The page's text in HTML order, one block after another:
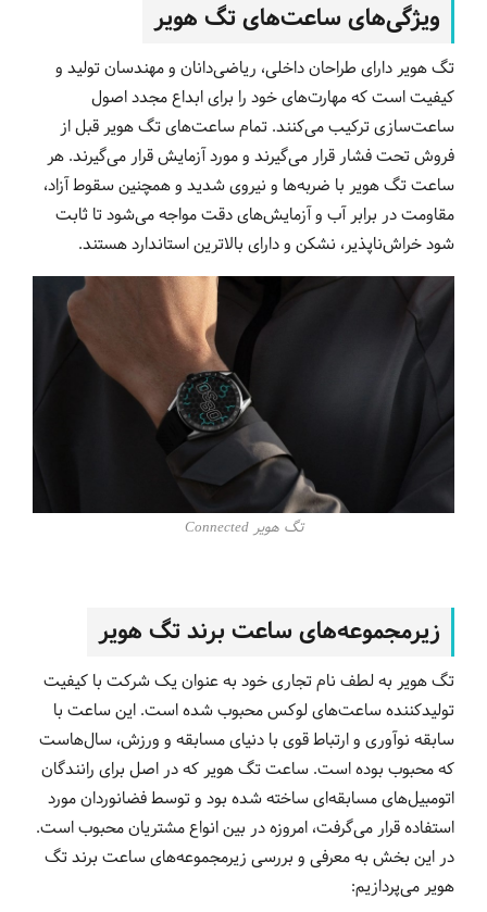
ویژگی‌های ساعت‌های تگ هویر
تگ هویر دارای طراحان داخلی، ریاضی‌دانان و مهندسان تولید و
کیفیت است که مهارت‌های خود را برای ابداع مجدد اصول
ساعت‌سازی ترکیب می‌کنند. تمام ساعت‌های تگ هویر قبل از
فروش تحت فشار قرار می‌گیرند و مورد آزمایش قرار می‌گیرند. هر
ساعت‌ تگ هویر با ضربه‌ها و نیروی شدید و همچنین سقوط آزاد،
مقاومت در برابر آب و آزمایش‌های دقت مواجه می‌شود تا ثابت
شود خراش‌ناپذیر، نشکن و دارای بالاترین استاندارد هستند.
تگ هویر Connected
زیرمجموعه‌های ساعت برند تگ هویر
تگ هویر به لطف نام تجاری خود به عنوان یک شرکت با کیفیت
تولیدکننده ساعت‌های لوکس محبوب شده است. این ساعت با
سابقه نوآوری و ارتباط قوی با دنیای مسابقه و ورزش، سال‌هاست
که محبوب بوده است. ساعت تگ هویر که در اصل برای رانندگان
اتومبیل‌های مسابقه‌ای ساخته شده بود و توسط فضانوردان مورد
استفاده قرار می‌گرفت، امروزه در بین انواع مشتریان محبوب است.
در این بخش به معرفی و بررسی زیرمجموعه‌های ساعت برند تگ
هویر می‌پردازیم: